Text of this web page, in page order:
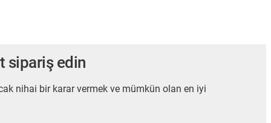
sipariş edin
nihai bir karar vermek ve mümkün olan en iyi